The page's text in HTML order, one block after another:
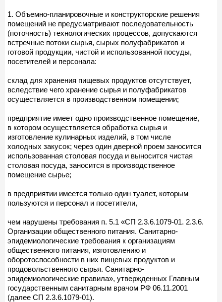
1. Объемно-планировочные и конструкторские решения
помещений не предусматривают последовательность
(поточность) технологических процессов, допускаются
встречные потоки сырья, сырых полуфабрикатов и
готовой продукции, чистой и использованной посуды,
посетителей и персонала:
склад для хранения пищевых продуктов отсутствует,
вследствие чего хранение сырья и полуфабрикатов
осуществляется в производственном помещении;
предприятие имеет одно производственное помещение,
в котором осуществляется обработка сырья и
изготовление кулинарных изделий, в том числе
холодных закусок; через один дверной проем заносится
использованная столовая посуда и выносится чистая
столовая посуда, заносится в производственное
помещение сырье;
в предприятии имеется только один туалет, которым
пользуются и персонал и посетители,
чем нарушены требования п. 5.1 «СП 2.3.6.1079-01. 2.3.6.
Организации общественного питания. Санитарно-
эпидемиологические требования к организациям
общественного питания, изготовлению и
оборотоспособности в них пищевых продуктов и
продовольственного сырья. Санитарно-
эпидемиологические правила», утвержденных Главным
государственным санитарным врачом РФ 06.11.2001
(далее СП 2.3.6.1079-01).